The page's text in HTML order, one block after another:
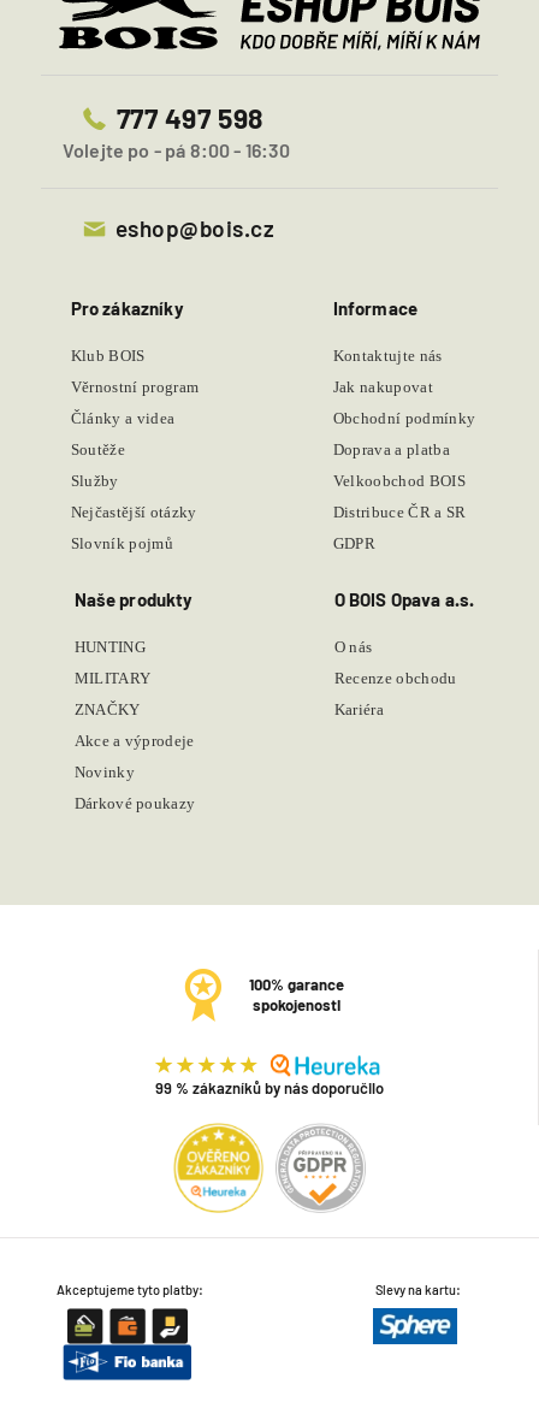
777 497 598
Volejte po - pá 8:00 - 16:30
eshop@bois.cz
Pro zákazníky
Klub BOIS
Věrnostní program
Články a videa
Soutěže
Služby
Nejčastější otázky
Slovník pojmů
Informace
Kontaktujte nás
Jak nakupovat
Obchodní podmínky
Doprava a platba
Velkoobchod BOIS
Distribuce ČR a SR
GDPR
Naše produkty
HUNTING
MILITARY
ZNAČKY
Akce a výprodeje
Novinky
Dárkové poukazy
O BOIS Opava a.s.
O nás
Recenze obchodu
Kariéra
100% garance
spokojenosti
99 % zákazníků by nás doporučilo
Akceptujeme tyto platby: Slevy na kartu: